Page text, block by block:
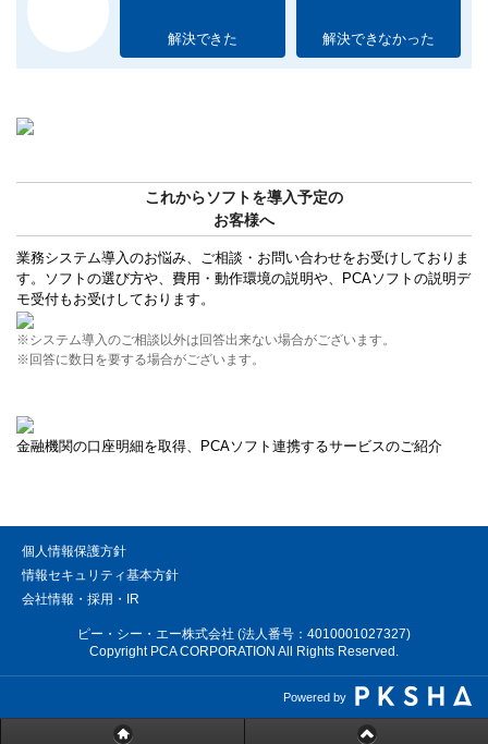
解決できた 解決できなかった
これからソフトを導入予定の
お客様へ
業務システム導入のお悩み、ご相談・お問い合わせをお受けしておりま
す。ソフトの選び方や、費用・動作環境の説明や、PCAソフトの説明デ
モ受付もお受けしております。
※システム導入のご相談以外は回答出来ない場合がございます。
※回答に数日を要する場合がございます。
金融機関の口座明細を取得、PCAソフト連携するサービスのご紹介
個人情報保護方針
情報セキュリティ基本方針
会社情報・採用・IR
ピー・シー・エー株式会社 (法人番号：4010001027327)
Copyright PCA CORPORATION All Rights Reserved.
Powered by